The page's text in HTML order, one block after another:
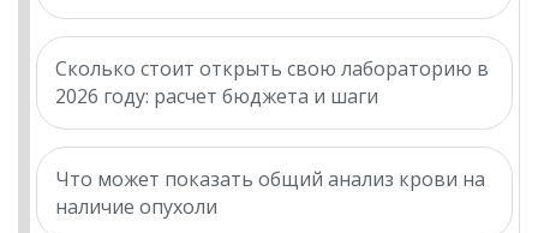
Сколько стоит открыть свою лабораторию в
2026 году: расчет бюджета и шаги
Что может показать общий анализ крови на
наличие опухоли